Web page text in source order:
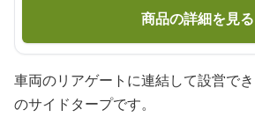
商品の詳細を見る
車両のリアゲートに連結して設営で
のサイドタープです。